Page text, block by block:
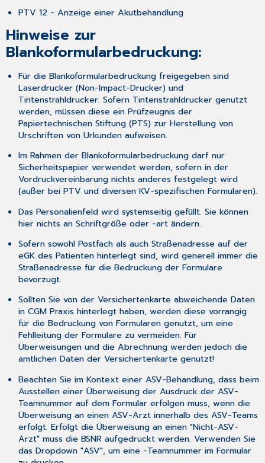
PTV 12 - Anzeige einer Akutbehandlung
Hinweise zur
Blankoformularbedruckung:
Für die Blankoformularbedruckung freigegeben sind
Laserdrucker (Non-Impact-Drucker) und
Tintenstrahldrucker. Sofern Tintenstrahldrucker genutzt
werden, müssen diese ein Prüfzeugnis der
Papiertechnischen Stiftung (PTS) zur Herstellung von
Urschriften von Urkunden aufweisen.
Im Rahmen der Blankoformularbedruckung darf nur
Sicherheitspapier verwendet werden, sofern in der
Vordruckvereinbarung nichts anderes festgelegt wird
(außer bei PTV und diversen KV-spezifischen Formularen).
Das Personalienfeld wird systemseitig gefüllt. Sie können
hier nichts an Schriftgröße oder -art ändern.
Sofern sowohl Postfach als auch Straßenadresse auf der
eGK des Patienten hinterlegt sind, wird generell immer die
Straßenadresse für die Bedruckung der Formulare
bevorzugt.
Sollten Sie von der Versichertenkarte abweichende Daten
in CGM Praxis hinterlegt haben, werden diese vorrangig
für die Bedruckung von Formularen genutzt, um eine
Fehlleitung der Formulare zu vermeiden. Für
Überweisungen und die Abrechnung werden jedoch die
amtlichen Daten der Versichertenkarte genutzt!
Beachten Sie im Kontext einer ASV-Behandlung, dass beim
Ausstellen einer Überweisung der Ausdruck der ASV-
Teamnummer auf dem Formular erfolgen muss, wenn die
Überweisung an einen ASV-Arzt innerhalb des ASV-Teams
erfolgt. Erfolgt die Überweisung an einen "Nicht-ASV-
Arzt" muss die BSNR aufgedruckt werden. Verwenden Sie
das Dropdown "ASV", um eine -Teamnummer im Formular